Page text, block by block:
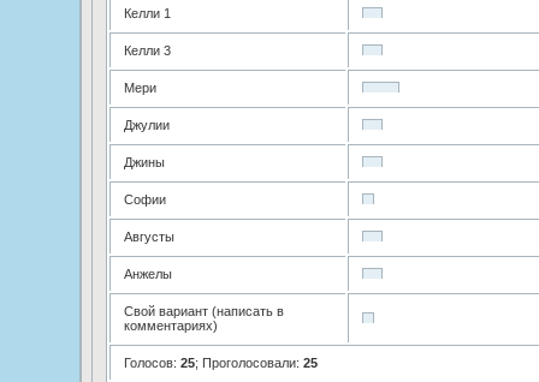
Келли 1
Келли 3
Мери
Джулии
Джины
Софии
Августы
Анжелы
Свой вариант (написать в
комментариях)
Голосов: 25; Проголосовали: 25